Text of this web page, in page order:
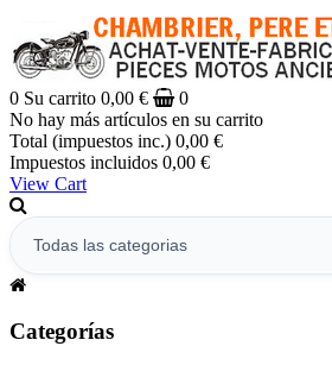
0 Su carrito 0,00 €
0
No hay más artículos en su carrito
Total (impuestos inc.) 0,00 €
Impuestos incluidos 0,00 €
View Cart
Categorías